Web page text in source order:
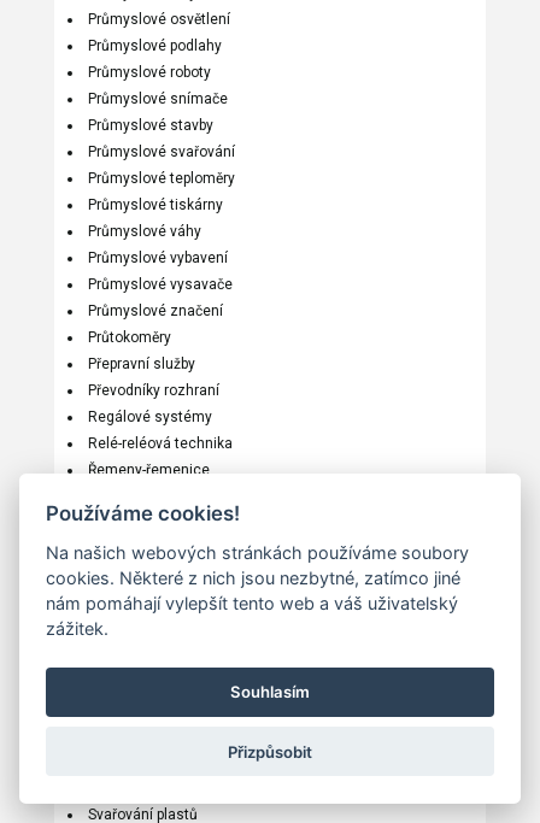
Průmyslové osvětlení
Průmyslové podlahy
Průmyslové roboty
Průmyslové snímače
Průmyslové stavby
Průmyslové svařování
Průmyslové teploměry
Průmyslové tiskárny
Průmyslové váhy
Průmyslové vybavení
Průmyslové vysavače
Průmyslové značení
Průtokoměry
Přepravní služby
Převodníky rozhraní
Regálové systémy
Relé-reléová technika
Řemeny-řemenice
Řízení kvality
Sálavé vytápění
Senzory
Signalizace a zabezpečení
Skladové systémy
Svařování plastů
Používáme cookies!
Na našich webových stránkách používáme soubory
cookies. Některé z nich jsou nezbytné, zatímco jiné
nám pomáhají vylepšít tento web a váš uživatelský
zážitek.
Souhlasím
Přizpůsobit